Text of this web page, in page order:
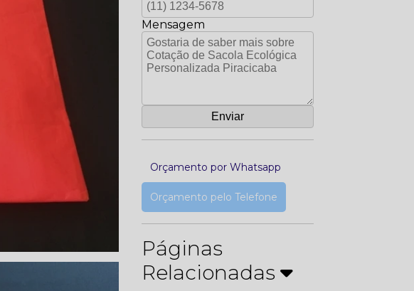
Mensagem
Orçamento por Whatsapp
Orçamento pelo Telefone
Páginas
Relacionadas